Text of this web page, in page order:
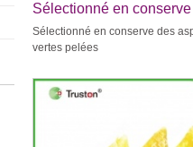
Sélectionné en
asperges vertes pelées
Sélectionné en conserve des
vertes pelées